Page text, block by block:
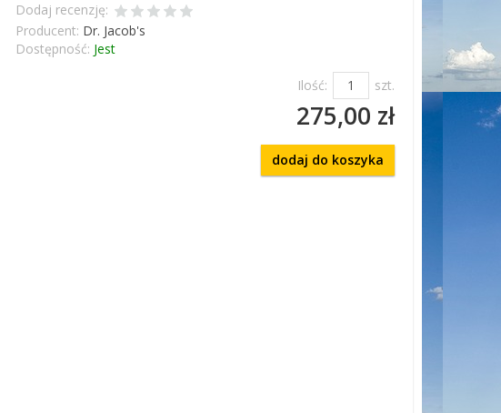
Dodaj recenzję:
Producent: Dr. Jacob's
Dostępność: Jest
Ilość: szt.
275,00 zł
dodaj do koszyka